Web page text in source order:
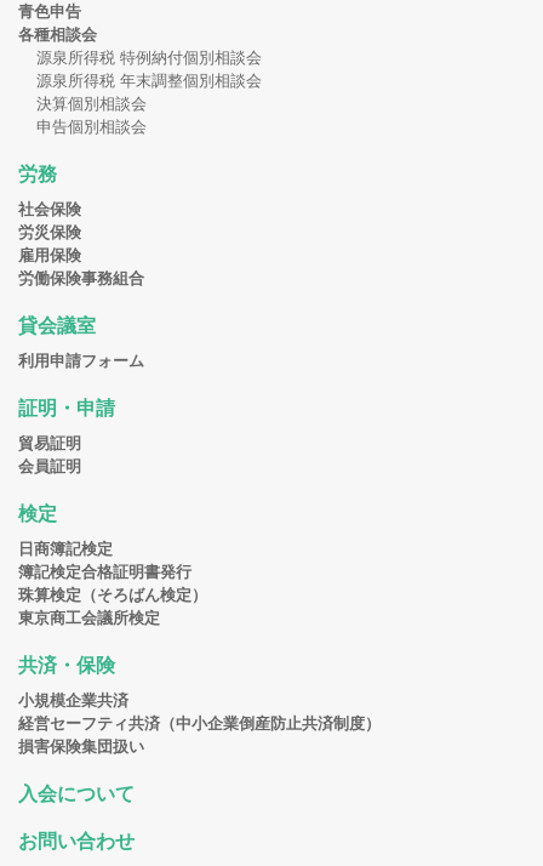
青色申告
各種相談会
源泉所得税 特例納付個別相談会
源泉所得税 年末調整個別相談会
決算個別相談会
申告個別相談会
労務
社会保険
労災保険
雇用保険
労働保険事務組合
貸会議室
利用申請フォーム
証明・申請
貿易証明
会員証明
検定
日商簿記検定
簿記検定合格証明書発行
珠算検定（そろばん検定）
東京商工会議所検定
共済・保険
小規模企業共済
経営セーフティ共済（中小企業倒産防止共済制度）
損害保険集団扱い
入会について
お問い合わせ